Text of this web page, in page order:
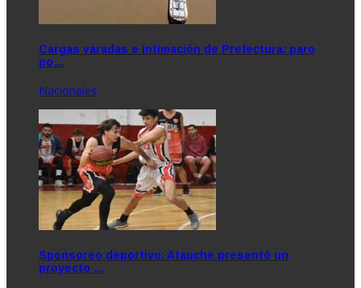
Cargas varadas e intimación de Prefectura: paro
po…
Nacionales
Sponsoreo deportivo: Atauche presentó un
proyecto …